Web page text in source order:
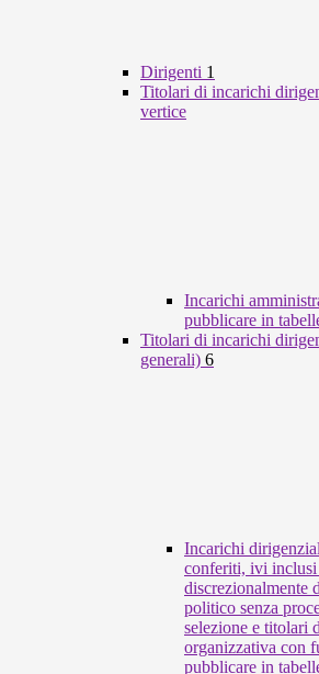
Dirigenti 1
Titolari di incarichi
vertice
Incarichi
pubblicare in
Titolari di incarichi
generali) 6
Incarichi
conferiti, ivi
discrezionalmente
politico senza
selezione e titolari
organizzativa con
pubblicare in